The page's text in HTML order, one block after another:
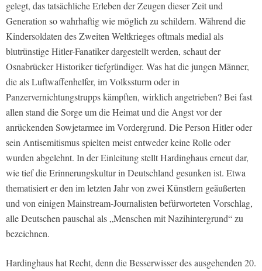
gelegt, das tatsächliche Erleben der Zeugen dieser Zeit und
Generation so wahrhaftig wie möglich zu schildern. Während die
Kindersoldaten des Zweiten Weltkrieges oftmals medial als
blutrünstige Hitler-Fanatiker dargestellt werden, schaut der
Osnabrücker Historiker tiefgründiger. Was hat die jungen Männer,
die als Luftwaffenhelfer, im Volkssturm oder in
Panzervernichtungstrupps kämpften, wirklich angetrieben? Bei fast
allen stand die Sorge um die Heimat und die Angst vor der
anrückenden Sowjetarmee im Vordergrund. Die Person Hitler oder
sein Antisemitismus spielten meist entweder keine Rolle oder
wurden abgelehnt. In der Einleitung stellt Hardinghaus erneut dar,
wie tief die Erinnerungskultur in Deutschland gesunken ist. Etwa
thematisiert er den im letzten Jahr von zwei Künstlern geäußerten
und von einigen Mainstream-Journalisten befürworteten Vorschlag,
alle Deutschen pauschal als „Menschen mit Nazihintergrund“ zu
bezeichnen.
Hardinghaus hat Recht, denn die Besserwisser des ausgehenden 20.